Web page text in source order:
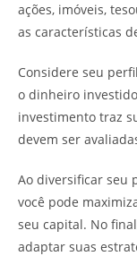
ações, imóveis,
as características
Considere seu
o dinheiro
investimento traz
devem ser
Ao diversificar seu
você pode
seu capital. No
adaptar suas